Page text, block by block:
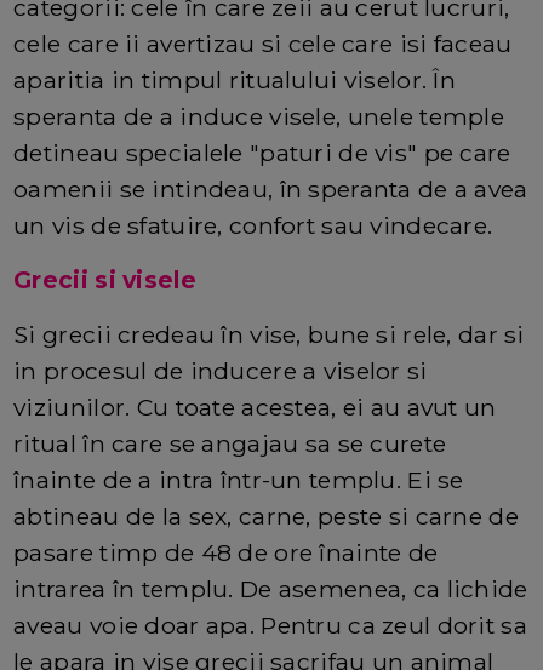
categorii: cele în care zeii au cerut lucruri,
cele care ii avertizau si cele care isi faceau
aparitia in timpul ritualului viselor. În
speranta de a induce visele, unele temple
detineau specialele "paturi de vis" pe care
oamenii se intindeau, în speranta de a avea
un vis de sfatuire, confort sau vindecare.
Grecii si visele
Si grecii credeau în vise, bune si rele, dar si
in procesul de inducere a viselor si
viziunilor. Cu toate acestea, ei au avut un
ritual în care se angajau sa se curete
înainte de a intra într-un templu. Ei se
abtineau de la sex, carne, peste si carne de
pasare timp de 48 de ore înainte de
intrarea în templu. De asemenea, ca lichide
aveau voie doar apa. Pentru ca zeul dorit sa
le apara in vise grecii sacrifau un animal